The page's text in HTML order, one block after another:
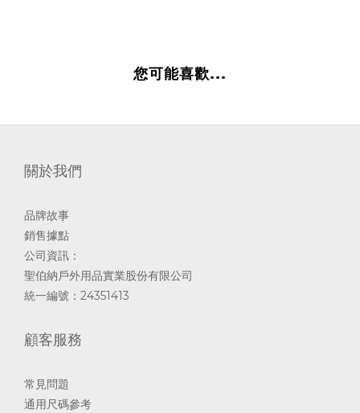
您可能喜歡...
關於我們
品牌故事
銷售據點
公司資訊：
聖伯納戶外用品實業股份有限公司
統一編號：24351413
顧客服務
常見問題
通用尺碼參考